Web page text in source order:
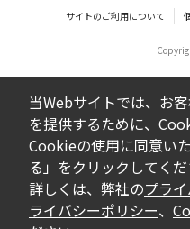
の転用は一切出
ダウンロードした
べての掲載物の変
い。お客様による
の欠陥が生じたと
証をいたしません
果、万一お客様に
社及び販売店等は
サイトのご利用について
当Webサイトでは、お
を提供するために、
Cookieの使用に同意い
る」をクリックしてくだ
詳しくは、弊社のプラ
ライバシーポリシー、